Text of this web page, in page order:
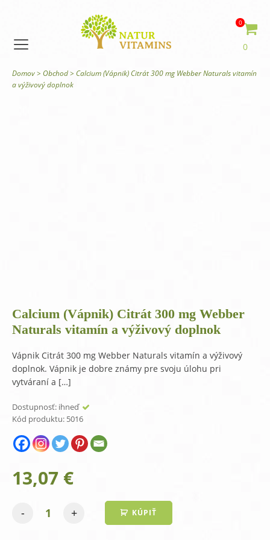
0
0
Domov> Obchod> Calcium (Vápnik) Citrát 300 mg Webber Naturals vitamín
a výživový doplnok
Calcium (Vápnik) Citrát 300 mg Webber
Naturals vitamín a výživový doplnok
Vápnik Citrát 300 mg Webber Naturals vitamín a výživový
doplnok. Vápnik je dobre známy pre svoju úlohu pri
vytváraní a […]
Dostupnosť: ihneď
Kód produktu: 5016
13,07 €
- + KÚPIŤ